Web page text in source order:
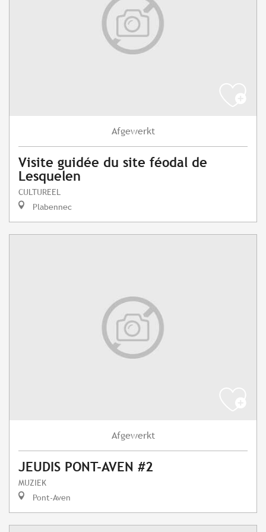
Afgewerkt
Visite guidée du site féodal de
Lesquelen
CULTUREEL
Plabennec
Afgewerkt
JEUDIS PONT-AVEN #2
MUZIEK
Pont-Aven